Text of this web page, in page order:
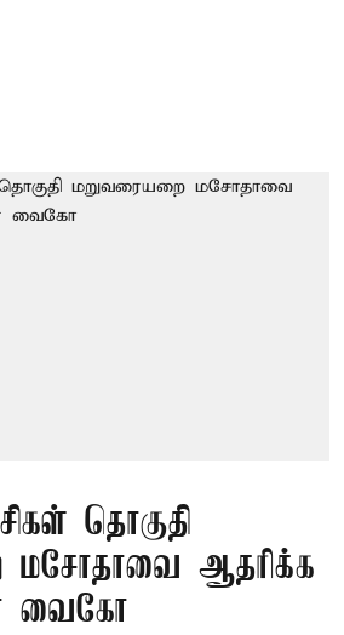
தொகுதி
மசோதாவை ஆதரிக்க
வைகோ